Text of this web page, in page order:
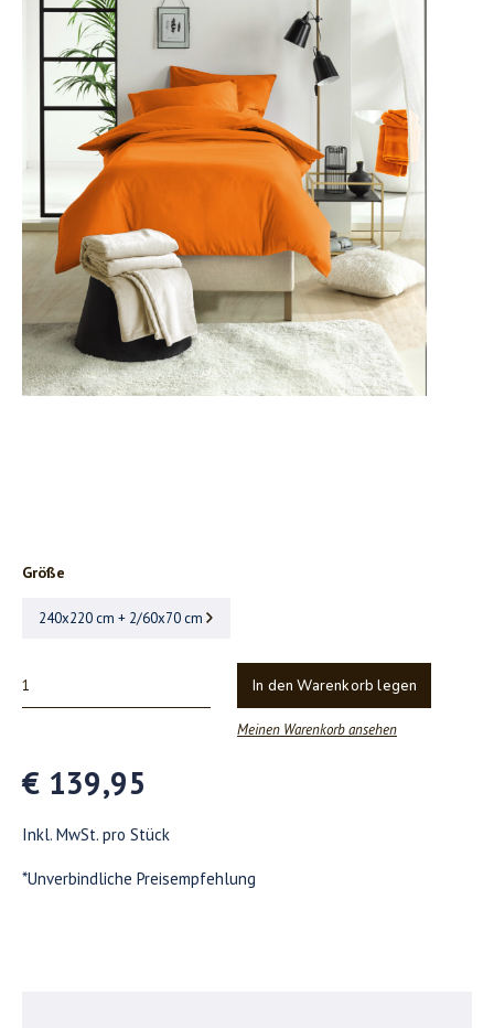
Größe
240x220 cm + 2/60x70 cm
In den Warenkorb legen
Meinen Warenkorb ansehen
€ 139,95
Inkl. MwSt. pro Stück
*Unverbindliche Preisempfehlung